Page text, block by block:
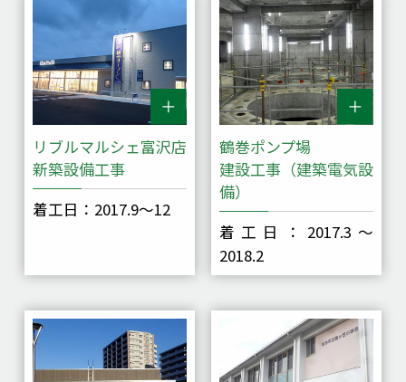
リブルマルシェ富沢店
新築設備工事
着工日：2017.9～12
鶴巻ポンプ場
建設工事（建築電気設
備）
着工日：2017.3～
2018.2